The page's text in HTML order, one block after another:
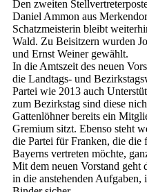
Den zweiten
Daniel Ammon aus
Schatzmeisterin bleibt
Wald. Zu Beisitzern wurden
und Ernst Weiner gewählt.
In die Amtszeit des neuen
die Landtags- und
Partei wie 2013 auch
zum Bezirkstag sind diese
Gattenlöhner bereits ein
Gremium sitzt. Ebenso steht
die Partei für Franken, die die
Bayerns vertreten möchte,
Mit dem neuen Vorstand geht
in die anstehenden